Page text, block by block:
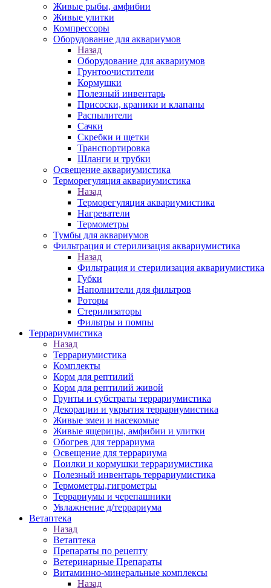
Живые рыбы, амфибии
Живые улитки
Компрессоры
Оборудование для аквариумов
Назад
Оборудование для аквариумов
Грунтоочистители
Кормушки
Полезный инвентарь
Присоски, краники и клапаны
Распылители
Сачки
Скребки и щетки
Транспортировка
Шланги и трубки
Освещение аквариумистика
Терморегуляция аквариумистика
Назад
Терморегуляция аквариумистика
Нагреватели
Термометры
Тумбы для аквариумов
Фильтрация и стерилизация аквариумистика
Назад
Фильтрация и стерилизация аквариумистика
Губки
Наполнители для фильтров
Роторы
Стерилизаторы
Фильтры и помпы
Террариумистика
Назад
Террариумистика
Комплекты
Корм для рептилий
Корм для рептилий живой
Грунты и субстраты террариумистика
Декорации и укрытия террариумистика
Живые змеи и насекомые
Живые ящерицы, амфибии и улитки
Обогрев для террариума
Освещение для террариума
Поилки и кормушки террариумистика
Полезный инвентарь террариумистика
Термометры,гигрометры
Террариумы и черепашники
Увлажнение д/террариума
Ветаптека
Назад
Ветаптека
Препараты по рецепту
Ветеринарные Препараты
Витаминно-минеральные комплексы
Назад